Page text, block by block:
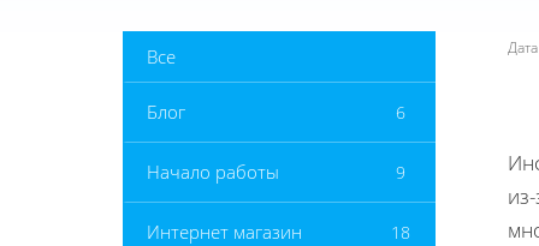
Все
Блог 6
Начало работы 9
Интернет магазин 18